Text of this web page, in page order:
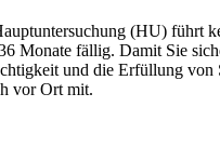
(HU) führt
Monate fällig. Damit Sie
und die Erfüllung von
vor Ort mit.